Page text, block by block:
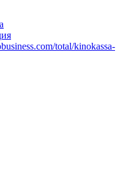
total/kinokassa-